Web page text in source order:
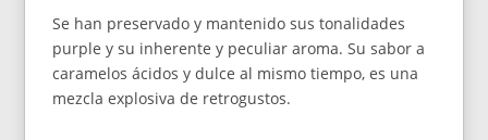
Se han preservado y mantenido sus tonalidades
purple y su inherente y peculiar aroma. Su sabor a
caramelos ácidos y dulce al mismo tiempo, es una
mezcla explosiva de retrogustos.